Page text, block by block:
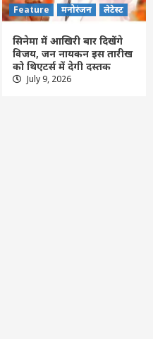
Feature मनोरंजन लेटेस्ट
सिनेमा में आखिरी बार दिखेंगे
विजय, जन नायकन इस तारीख
को थिएटर्स में देगी दस्तक
July 9, 2026
प्रदेश अध्यक्ष से मिले
में एनालॉग पनीर,
प्रतिबंध, नियम तोड़ने
अब इन खाद्य पदार्थों पर